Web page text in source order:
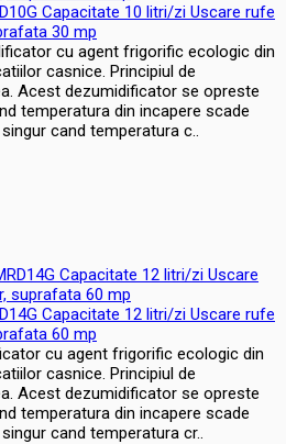
Capacitate 10 litri/zi Uscare rufe
30 mp
cu agent frigorific ecologic din
casnice. Principiul de
Acest dezumidificator se opreste
temperatura din incapere scade
cand temperatura c..
Capacitate 12 litri/zi Uscare rufe
60 mp
cu agent frigorific ecologic din
casnice. Principiul de
Acest dezumidificator se opreste
temperatura din incapere scade
cand temperatura cr..